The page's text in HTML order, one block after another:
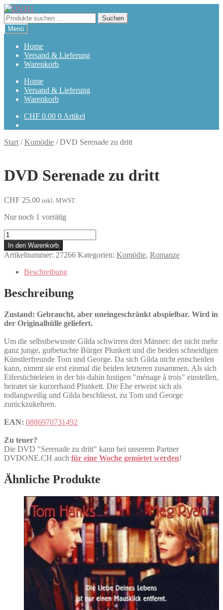
Zur
Navigation
springen
Zum
Inhalt
springen
Suchen
nach:
Suchen
Menü
Home
Versand & Lieferung
Warenkorb
Home
Versand & Lieferung
Warenkorb
CHF 0.00 0 Artikel
Start /Komödie /DVD Serenade zu dritt
DVD Serenade zu dritt
CHF 25.00 inkl. MWST
Nur noch 1 vorrätig
Serenade
zu
dritt
Menge
In den Warenkorb
Artikelnummer: 27266 Kategorien: Komödie, Romanze
Beschreibung
Beschreibung
Zustand: Gebraucht, aber uneingeschränkt abspielbar. Wird in
der Originalhülle geliefert.
Um die selbstbewusste Gilda schwirren drei Männer: der nicht mehr
ganz junge, gutbetuchte Bürger Plunkett und die beiden schneidigen
Künstlerfreunde Tom und George. Da sich Gilda nicht entscheiden
kann, nimmt sie erst einmal die beiden letzteren zusammen. Als sich
Eifersüchteleien in der bis dahin lustigen "ménage à trois" einstellen,
heiratet sie kurzerhand Plunkett. Die Ehe erweist sich als
todlangweilig und Gilda beschliesst, zu Tom und George
zurückzukehren.
EAN: 0886970731492
Zu teuer?
Die DVD "Serenade zu dritt" kann bei unserem Partner
DVDONE.CH auch für eine Woche gemietet werden!
Ähnliche Produkte